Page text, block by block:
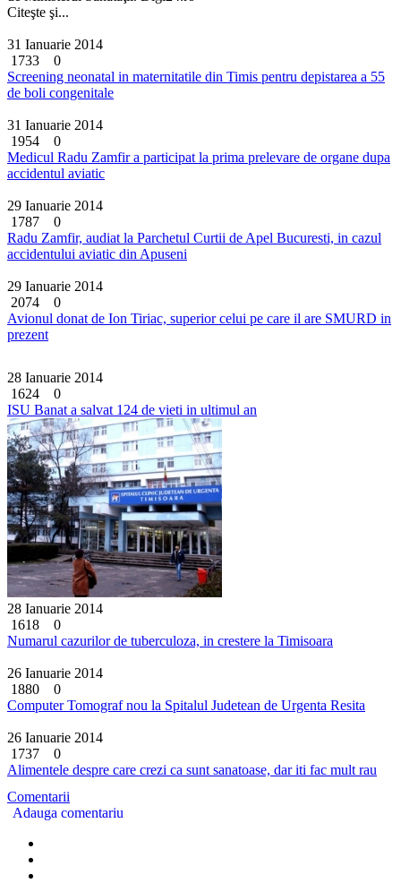
Citeşte şi...
31 Ianuarie 2014
1733
0
Screening neonatal in maternitatile din Timis pentru depistarea a 55
de boli congenitale
31 Ianuarie 2014
1954
0
Medicul Radu Zamfir a participat la prima prelevare de organe dupa
accidentul aviatic
29 Ianuarie 2014
1787
0
Radu Zamfir, audiat la Parchetul Curtii de Apel Bucuresti, in cazul
accidentului aviatic din Apuseni
29 Ianuarie 2014
2074
0
Avionul donat de Ion Tiriac, superior celui pe care il are SMURD in
prezent
28 Ianuarie 2014
1624
0
ISU Banat a salvat 124 de vieti in ultimul an
28 Ianuarie 2014
1618
0
Numarul cazurilor de tuberculoza, in crestere la Timisoara
26 Ianuarie 2014
1880
0
Computer Tomograf nou la Spitalul Judetean de Urgenta Resita
26 Ianuarie 2014
1737
0
Alimentele despre care crezi ca sunt sanatoase, dar iti fac mult rau
Comentarii
Adauga comentariu